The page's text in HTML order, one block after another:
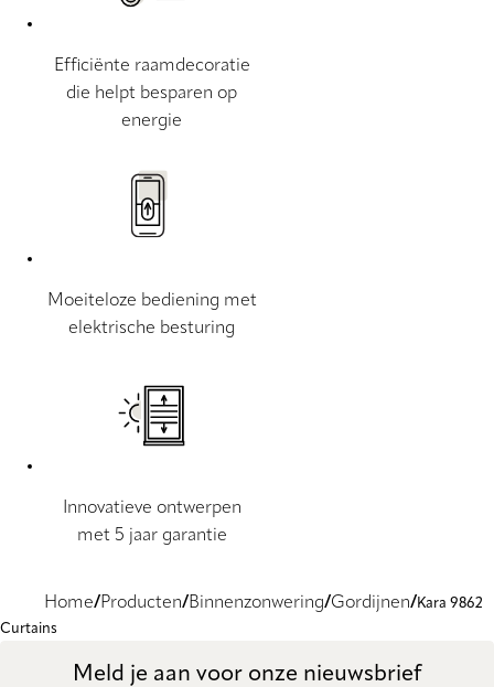
Efficiënte raamdecoratie
die helpt besparen op
energie
Moeiteloze bediening met
elektrische besturing
Innovatieve ontwerpen
met 5 jaar garantie
Home Producten Binnenzonwering Gordijnen
Kara 9862
Curtains
Meld je aan voor onze nieuwsbrief